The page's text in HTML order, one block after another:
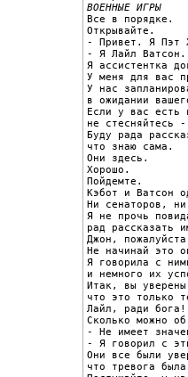
ВОЕННЫЕ ИГРЫ
Все в порядке.
Открывайте.
- Привет. Я Пэт
- Я Лайл
Я ассистентка
У меня для вас
У нас
в ожидании
Если у вас есть
не стесняйтесь
Буду рада
что знаю сама.
Они здесь.
Хорошо.
Пойдемте.
Кэбот и Ватсон
Ни сенаторов,
Я не прочь
рад рассказать
Джон,
Не начинай это
Я говорила с
и немного их
Итак, вы
что это только
Лайл, ради бога!
Сколько можно
- Не имеет
- Я говорил с
Они все были
что тревога